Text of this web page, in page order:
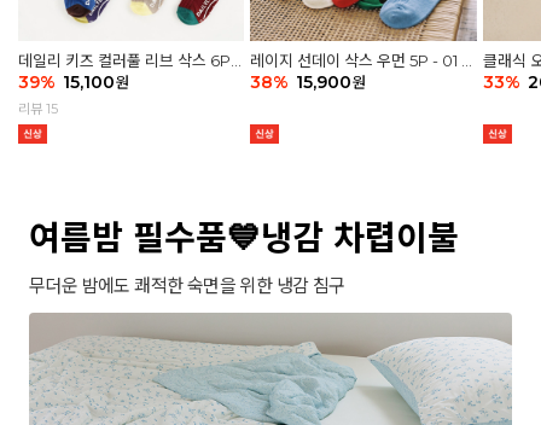
데일리 키즈 컬러풀 리브 삭스 6P -
03 세트
39% 15,100원
리뷰 15
레이지 선데이 삭스 우먼 5P - 01 G
athering
38% 15,900원
클래식
세트
33%
여름밤 필수품💙냉감 차렵이불
무더운 밤에도 쾌적한 숙면을 위한 냉감 침구